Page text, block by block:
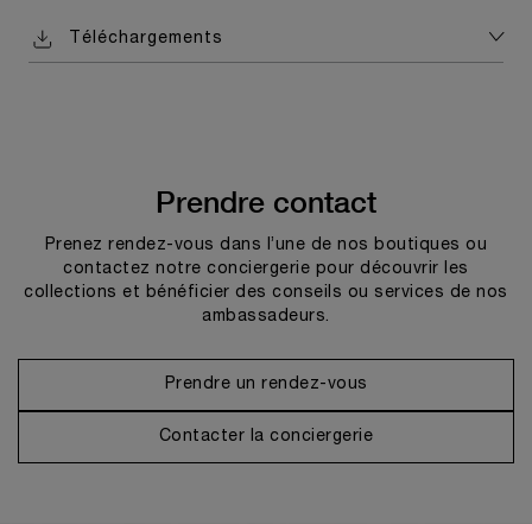
Téléchargements
Prendre contact
Prenez rendez-vous dans l’une de nos boutiques ou
contactez notre conciergerie pour découvrir les
collections et bénéficier des conseils ou services de nos
ambassadeurs.
Prendre un rendez-vous
Contacter la conciergerie